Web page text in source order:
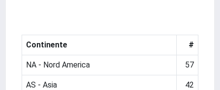
Continente #
NA - Nord America 57
AS - Asia 42